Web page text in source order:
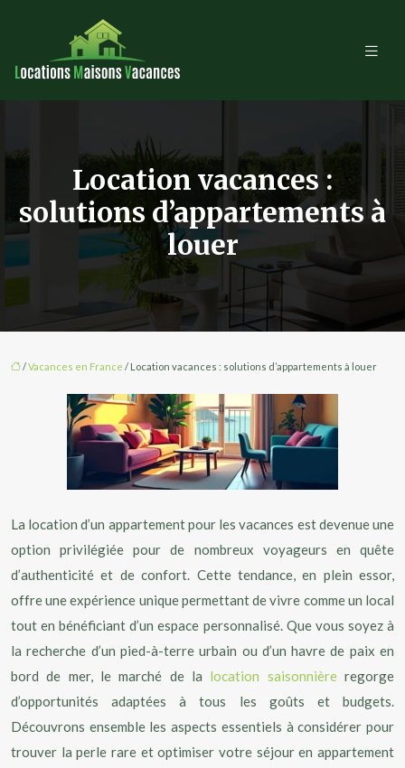
Location vacances :
solutions d’appartements à
louer
/Vacances en France / Location vacances : solutions d’appartements à louer
La location d’un appartement pour les vacances est devenue une
option privilégiée pour de nombreux voyageurs en quête
d’authenticité et de confort. Cette tendance, en plein essor,
offre une expérience unique permettant de vivre comme un local
tout en bénéficiant d’un espace personnalisé. Que vous soyez à
la recherche d’un pied-à-terre urbain ou d’un havre de paix en
bord de mer, le marché de la location saisonnièreregorge
d’opportunités adaptées à tous les goûts et budgets.
Découvrons ensemble les aspects essentiels à considérer pour
trouver la perle rare et optimiser votre séjour en appartement